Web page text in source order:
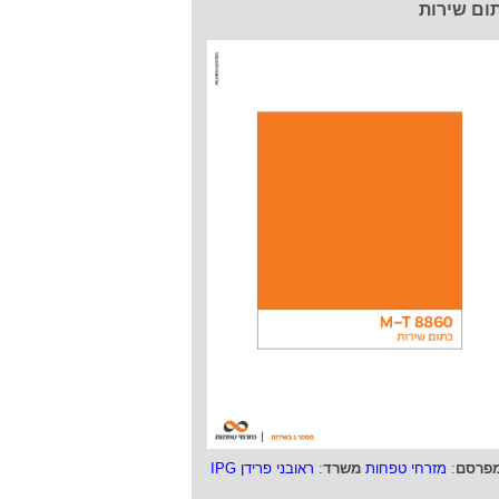
שירות
: מזרחי טפחות משרד: ראובני פרידן IPG